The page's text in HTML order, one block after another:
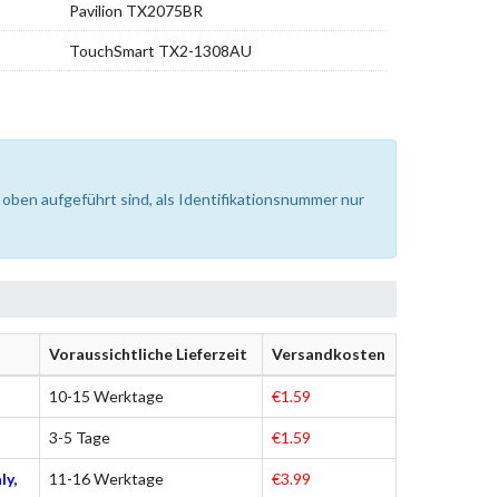
Pavilion TX2075BR
TouchSmart TX2-1308AU
aufgeführt sind, als Identifikationsnummer nur
Voraussichtliche Lieferzeit Versandkosten
10-15 Werktage €1.59
3-5 Tage €1.59
11-16 Werktage €3.99